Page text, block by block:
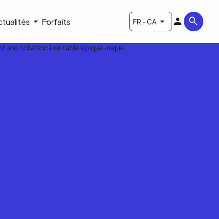
Forfaits FR - CA